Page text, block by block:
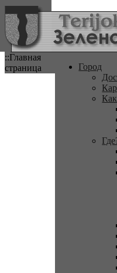
::Главная
страница
Город